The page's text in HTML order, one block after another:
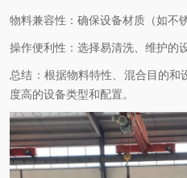
物料兼容性‌：确保设备材质（如不
操作便利性‌：选择易清洗、维护的设
总结‌：根据物料特性、混合目的和
度高的设备类型和配置。